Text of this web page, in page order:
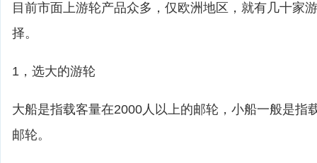
目前市面上游轮产品众多，仅欧洲地区，就有几十家
择。
1，选大的游轮
大船是指载客量在2000人以上的邮轮，小船一般是指
邮轮。